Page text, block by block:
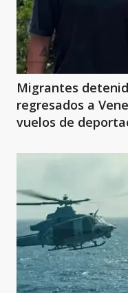
Migrantes
regresados a
vuelos de